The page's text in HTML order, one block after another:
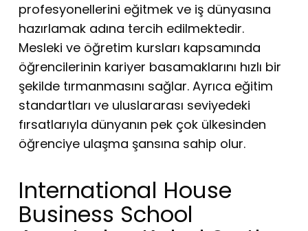
profesyonellerini eğitmek ve iş dünyasına
hazırlamak adına tercih edilmektedir.
Mesleki ve öğretim kursları kapsamında
öğrencilerinin kariyer basamaklarını hızlı bir
şekilde tırmanmasını sağlar. Ayrıca eğitim
standartları ve uluslararası seviyedeki
fırsatlarıyla dünyanın pek çok ülkesinden
öğrenciye ulaşma şansına sahip olur.
International House
Business School